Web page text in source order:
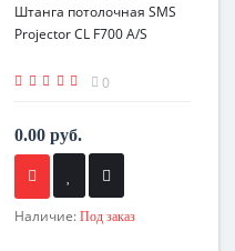
Штанга потолочная SMS
Projector CL F700 A/S
0
0.00 руб.
Наличие: Под заказ